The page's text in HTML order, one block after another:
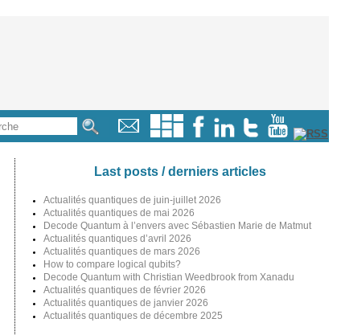
Last posts / derniers articles
Actualités quantiques de juin-juillet 2026
Actualités quantiques de mai 2026
Decode Quantum à l’envers avec Sébastien Marie de Matmut
Actualités quantiques d’avril 2026
Actualités quantiques de mars 2026
How to compare logical qubits?
Decode Quantum with Christian Weedbrook from Xanadu
Actualités quantiques de février 2026
Actualités quantiques de janvier 2026
Actualités quantiques de décembre 2025